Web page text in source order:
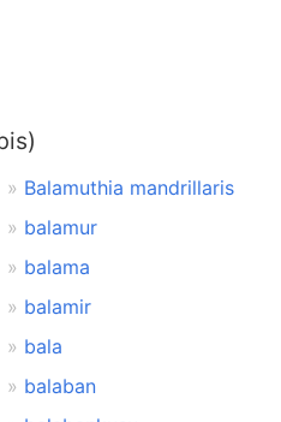
Balamuthia mandrillaris
balamur
balama
balamir
bala
balaban